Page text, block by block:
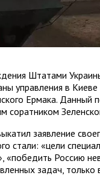
Штатами
управления в
Ермака. Данный
соратником
заявление
стали: «цели
«победить Россию
задач,